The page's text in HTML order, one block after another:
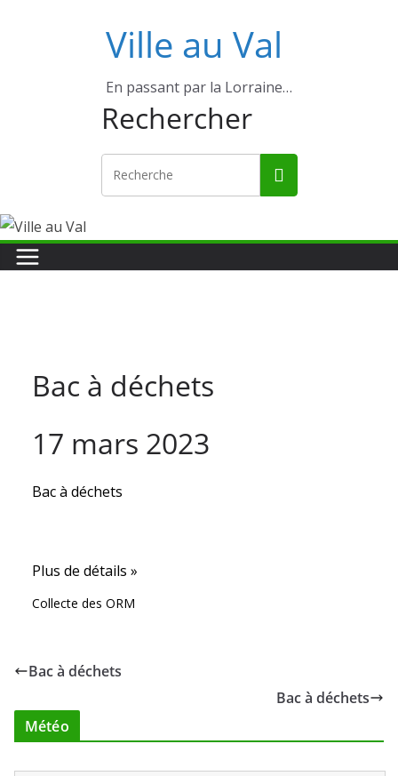
Ville au Val
En passant par la Lorraine…
Rechercher
Bac à déchets
17 mars 2023
Bac à déchets
Plus de détails »
Collecte des ORM
Bac à déchets
Bac à déchets
Météo